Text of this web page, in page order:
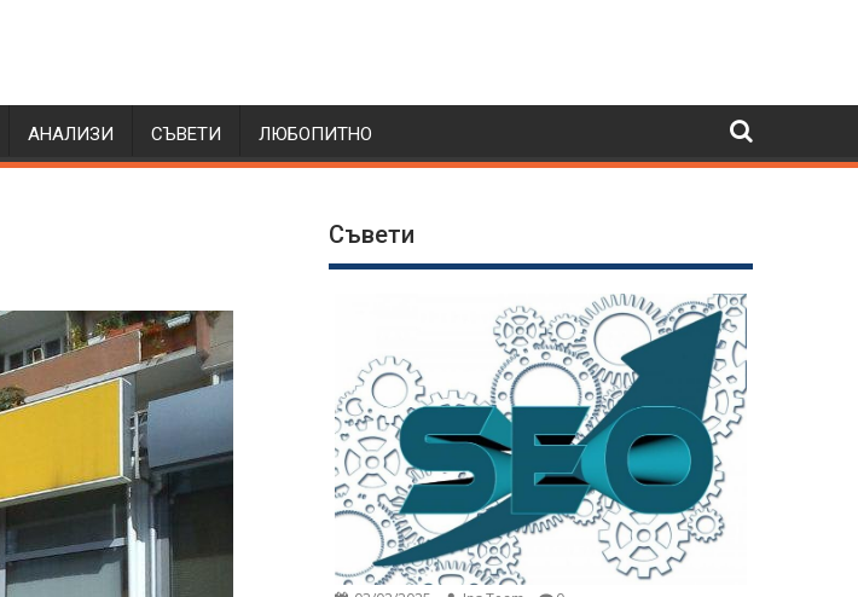
АНАЛИЗИ СЪВЕТИ ЛЮБОПИТНО
Съвети